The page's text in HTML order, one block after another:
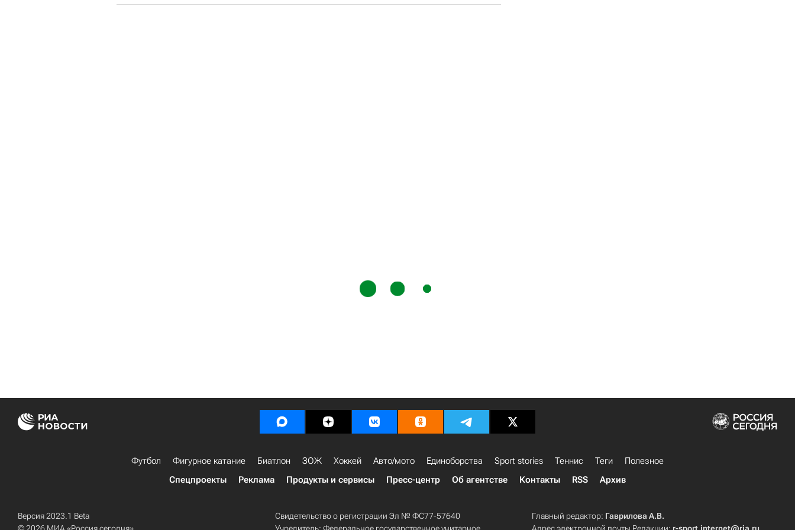
Футбол Фигурное катание Биатлон ЗОЖ Хоккей Авто/мото Единоборства Sport stories Теннис Теги
Полезное
Спецпроекты
Реклама Продукты и сервисы Пресс-центр Об агентстве Контакты RSS Архив
Версия 2023.1 Beta
Свидетельство о регистрации Эл № ФС77-57640
Главный редактор: Гаврилова А.В.